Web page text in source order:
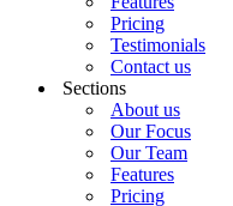
Pricing
Testimonials
Contact us
Sections
About us
Our Focus
Our Team
Features
Pricing